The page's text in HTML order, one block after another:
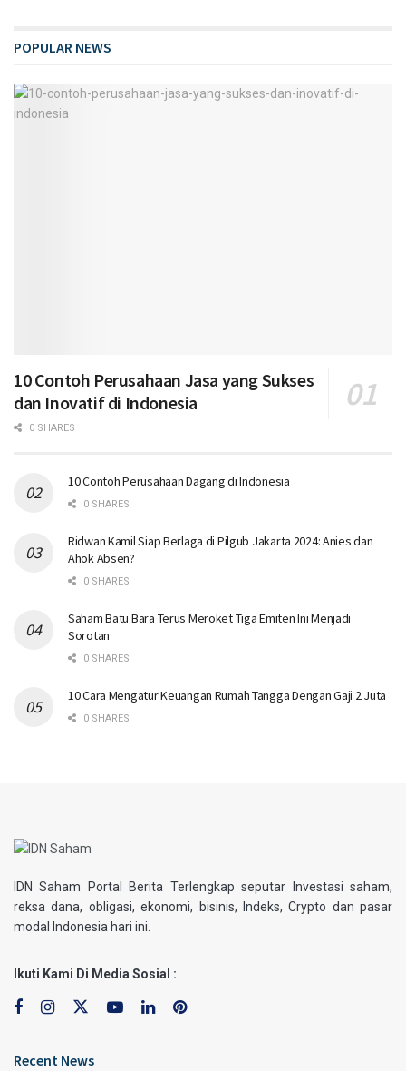
POPULAR NEWS
10 Contoh Perusahaan Jasa yang Sukses
dan Inovatif di Indonesia
0 SHARES
10 Contoh Perusahaan Dagang di Indonesia
0 SHARES
Ridwan Kamil Siap Berlaga di Pilgub Jakarta 2024: Anies dan
Ahok Absen?
0 SHARES
Saham Batu Bara Terus Meroket Tiga Emiten Ini Menjadi
Sorotan
0 SHARES
10 Cara Mengatur Keuangan Rumah Tangga Dengan Gaji 2 Juta
0 SHARES
IDN Saham Portal Berita Terlengkap seputar Investasi saham,
reksa dana, obligasi, ekonomi, bisinis, Indeks, Crypto dan pasar
modal Indonesia hari ini.
Ikuti Kami Di Media Sosial :
Recent News